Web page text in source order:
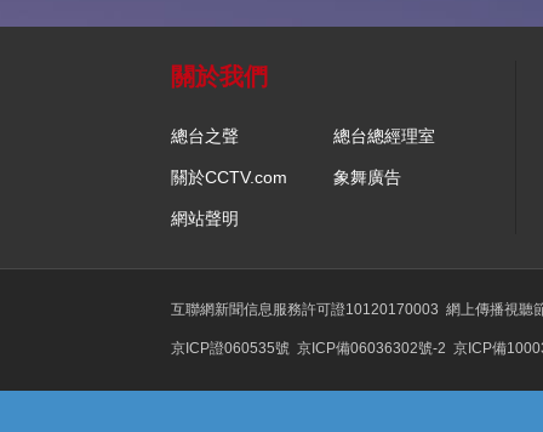
關於我們
總台之聲 總台總經理室
關於CCTV.com 象舞廣告
網站聲明
互聯網新聞信息服務許可證10120170003 網上傳播視聽
京ICP證060535號 京ICP備06036302號-2 京ICP備